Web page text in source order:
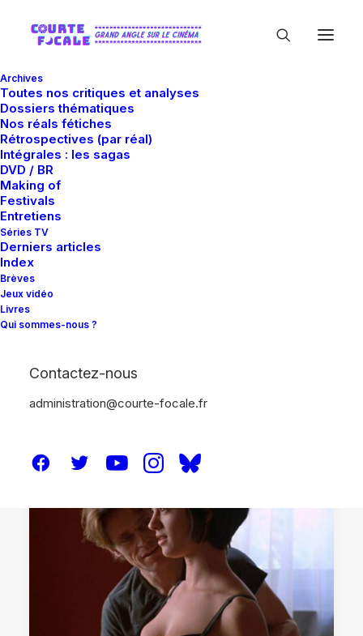
Archives
Toutes nos critiques et analyses
Dossiers thématiques
Nos réals fétiches
Rétrospectives (par réal)
Intégrales : les sagas
DVD / BR
Making of
Festivals
Entretiens
Séries TV
Derniers articles
Index
Brèves
Jeux vidéo
Livres
Qui sommes-nous ?
Contactez-nous
administration@courte-focale.fr